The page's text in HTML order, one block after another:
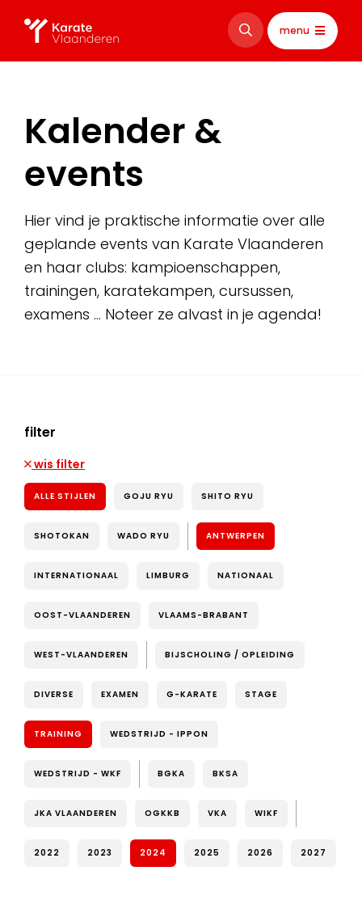
menu
Kalender &
events
Hier vind je praktische informatie over alle
geplande events van Karate Vlaanderen
en haar clubs: kampioenschappen,
trainingen, karatekampen, cursussen,
examens … Noteer ze alvast in je agenda!
filter
wis filter
ALLE STIJLEN GOJU RYU SHITO RYU
SHOTOKAN WADO RYU ANTWERPEN
INTERNATIONAAL LIMBURG NATIONAAL
OOST-VLAANDEREN VLAAMS-BRABANT
WEST-VLAANDEREN BIJSCHOLING / OPLEIDING
DIVERSE EXAMEN G-KARATE STAGE
TRAINING WEDSTRIJD - IPPON
WEDSTRIJD - WKF BGKA BKSA
JKA VLAANDEREN OGKKB VKA WIKF
2022 2023 2024 2025 2026 2027